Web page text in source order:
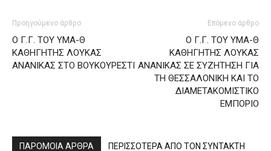
Προηγούμενο άρθρο
Ο Γ.Γ. ΤΟΥ ΥΜΑ-Θ
ΚΑΘΗΓΗΤΗΣ ΛΟΥΚΑΣ
ΑΝΑΝΙΚΑΣ ΣΤΟ ΒΟΥΚΟΥΡΕΣΤΙ
Επόμενο άρθρο
Ο Γ.Γ. ΤΟΥ ΥΜΑ-Θ
ΚΑΘΗΓΗΤΗΣ ΛΟΥΚΑΣ
ΑΝΑΝΙΚΑΣ ΣΕ ΣΥΖΗΤΗΣΗ ΓΙΑ
ΤΗ ΘΕΣΣΑΛΟΝΙΚΗ ΚΑΙ ΤΟ
ΔΙΑΜΕΤΑΚΟΜΙΣΤΙΚΟ
ΕΜΠΟΡΙΟ
ΠΑΡΟΜΟΙΑ ΑΡΘΡΑ ΠΕΡΙΣΣΟΤΕΡΑ ΑΠΟ ΤΟΝ ΣΥΝΤΑΚΤΗ